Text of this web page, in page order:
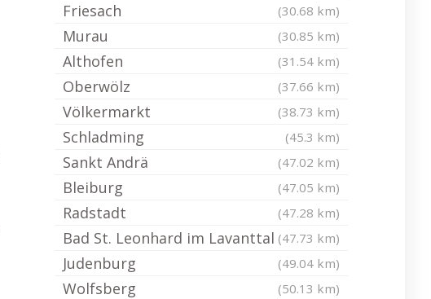
Friesach (30.68 km)
Murau (30.85 km)
Althofen (31.54 km)
Oberwölz (37.66 km)
Völkermarkt (38.73 km)
Schladming (45.3 km)
Sankt Andrä (47.02 km)
Bleiburg (47.05 km)
Radstadt (47.28 km)
Bad St. Leonhard im Lavanttal (47.73 km)
Judenburg (49.04 km)
Wolfsberg (50.13 km)